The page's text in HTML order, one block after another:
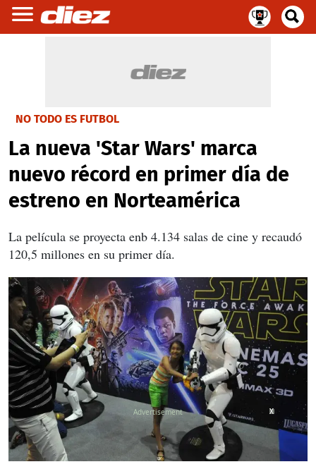
NO TODO ES FUTBOL
La nueva 'Star Wars' marca
nuevo récord en primer día de
estreno en Norteamérica
La película se proyecta enb 4.134 salas de cine y recaudó
120,5 millones en su primer día.
X
X